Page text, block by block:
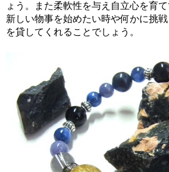
ょう。また柔軟性を与え自立心を育て
新しい物事を始めたい時や何かに挑
を貸してくれることでしょう。